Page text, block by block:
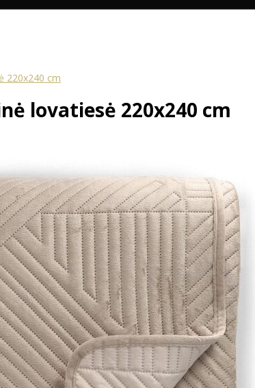
220x240 cm
lovatiesė 220x240 cm